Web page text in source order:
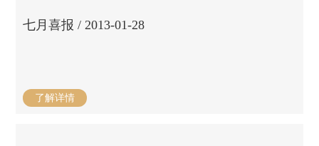
七月喜报 / 2013-01-28
了解详情